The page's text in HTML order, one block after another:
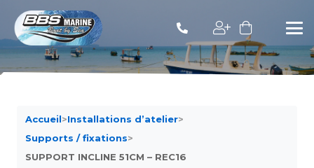
Accueil>Installations d’atelier>
Supports / fixations>
SUPPORT INCLINE 51CM – REC16